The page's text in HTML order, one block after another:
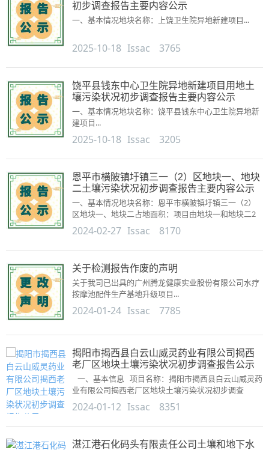
初步调查报告主要内容公示
一、基本情况地块名称：上饶卫生院异地新建项目...
2025-10-18 Issac 3765
饶平县钱东中心卫生院异地新建项目用地土
壤污染状况初步调查报告主要内容公示
一、基本情况地块名称：饶平县钱东中心卫生院异地新
建项目...
2025-10-18 Issac 3205
恩平市横陂镇圩镇三一（2）区地块一、地块
二土壤污染状况初步调查报告主要内容公示
一、基本情况地块名称：恩平市横陂镇圩镇三一（2）
区地块一、地块二占地面积：项目由地块一和地块二2
个子地块组成...
2024-02-27 Issac 8170
关于检测报告作废的声明
关于我司已出具的广州腾龙健康实业股份有限公司水疗
按摩池配件生产基地升级项目...
2024-01-24 Issac 7785
揭阳市揭西县白云山威灵药业有限公司揭西
老厂区地块土壤污染状况初步调查报告公示
一、基本信息 项目名称：揭阳市揭西县白云山威灵药
业有限公司揭西老厂区地块土壤污染状况初步调查
&n...
2024-01-12 Issac 8351
湛江港石化码头有限责任公司土壤和地下水